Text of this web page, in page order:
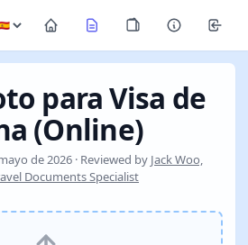
para Visa de
(Online)
de 2026 · Reviewed by Jack Woo,
Documents Specialist